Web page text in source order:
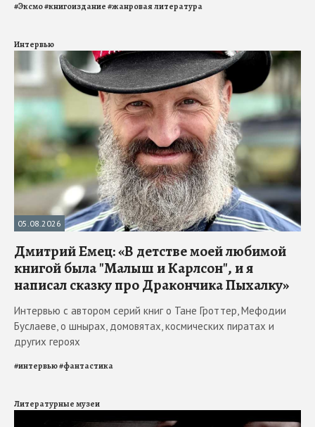
#Эксмо#книгоиздание#жанровая литература
Интервью
05.08.2026
Дмитрий Емец: «В детстве моей любимой
книгой была "Малыш и Карлсон", и я
написал сказку про Дракончика Пыхалку»
Интервью с автором серий книг о Тане Гроттер, Мефодии
Буслаеве, о шнырах, домовятах, космических пиратах и
других героях
#интервью#фантастика
Литературные музеи